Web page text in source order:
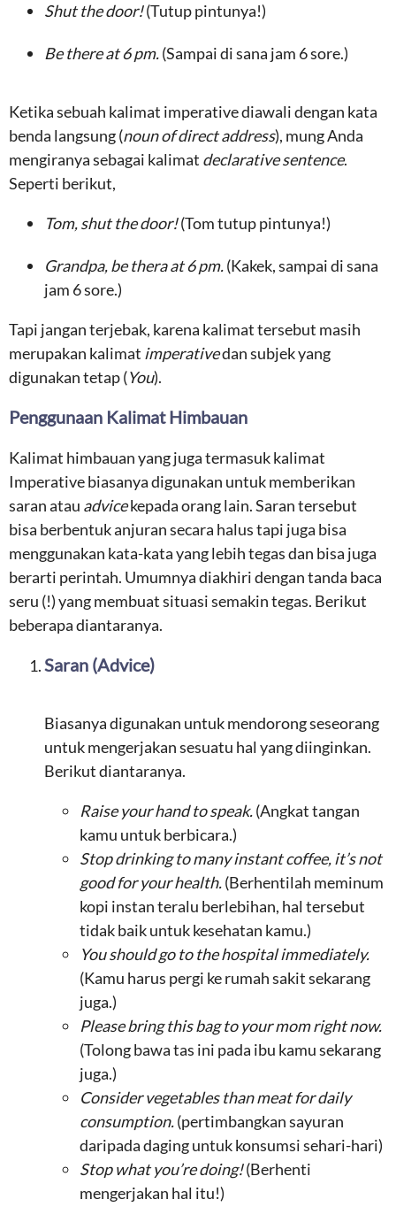
Shut the door!(Tutup pintunya!)
Be there at 6 pm.(Sampai di sana jam 6 sore.)
Ketika sebuah kalimat imperative diawali dengan kata
benda langsung (noun of direct address), mung Anda
mengiranya sebagai kalimat declarative sentence.
Seperti berikut,
Tom, shut the door!(Tom tutup pintunya!)
Grandpa, be thera at 6 pm.(Kakek, sampai di sana
jam 6 sore.)
Tapi jangan terjebak, karena kalimat tersebut masih
merupakan kalimat imperativedan subjek yang
digunakan tetap (You).
Penggunaan Kalimat Himbauan
Kalimat himbauan yang juga termasuk kalimat
Imperative biasanya digunakan untuk memberikan
saran atau advicekepada orang lain. Saran tersebut
bisa berbentuk anjuran secara halus tapi juga bisa
menggunakan kata-kata yang lebih tegas dan bisa juga
berarti perintah. Umumnya diakhiri dengan tanda baca
seru (!) yang membuat situasi semakin tegas. Berikut
beberapa diantaranya.
Saran (Advice)
Biasanya digunakan untuk mendorong seseorang
untuk mengerjakan sesuatu hal yang diinginkan.
Berikut diantaranya.
Raise your hand to speak.(Angkat tangan
kamu untuk berbicara.)
Stop drinking to many instant coffee, it’s not
good for your health.(Berhentilah meminum
kopi instan teralu berlebihan, hal tersebut
tidak baik untuk kesehatan kamu.)
You should go to the hospital immediately.
(Kamu harus pergi ke rumah sakit sekarang
juga.)
Please bring this bag to your mom right now.
(Tolong bawa tas ini pada ibu kamu sekarang
juga.)
Consider vegetables than meat for daily
consumption.(pertimbangkan sayuran
daripada daging untuk konsumsi sehari-hari)
Stop what you’re doing!(Berhenti
mengerjakan hal itu!)